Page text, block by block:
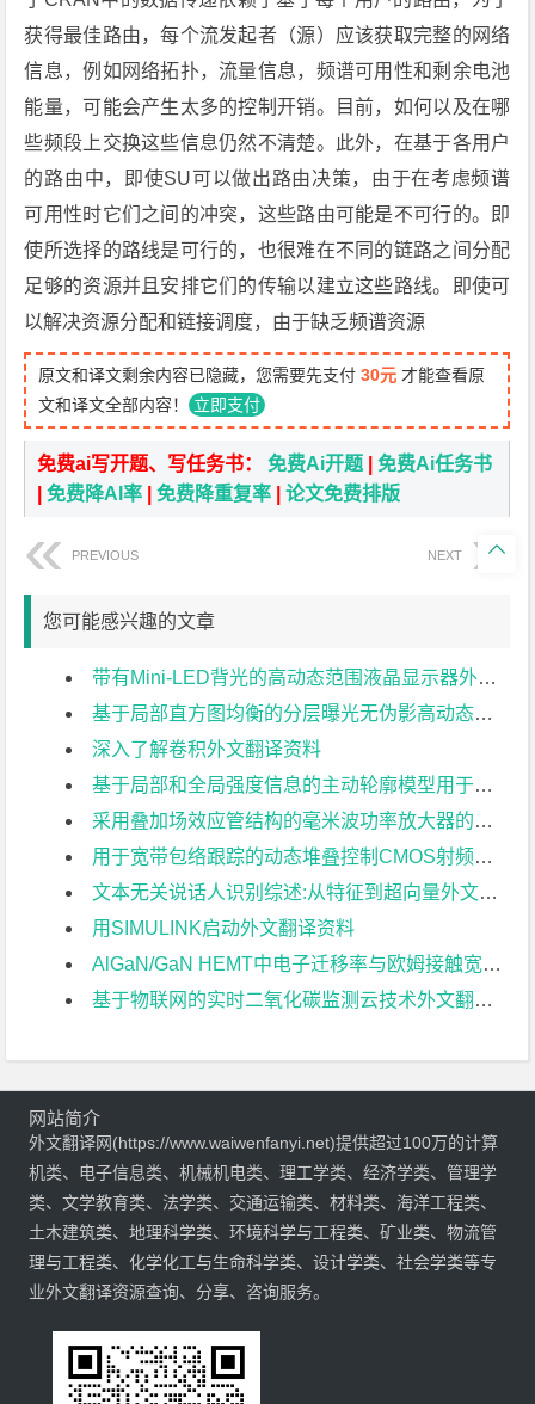
获得最佳路由，每个流发起者（源）应该获取完整的网络
信息，例如网络拓扑，流量信息，频谱可用性和剩余电池
能量，可能会产生太多的控制开销。目前，如何以及在哪
些频段上交换这些信息仍然不清楚。此外，在基于各用户
的路由中，即使SU可以做出路由决策，由于在考虑频谱
可用性时它们之间的冲突，这些路由可能是不可行的。即
使所选择的路线是可行的，也很难在不同的链路之间分配
足够的资源并且安排它们的传输以建立这些路线。即使可
以解决资源分配和链接调度，由于缺乏频谱资源
原文和译文剩余内容已隐藏，您需要先支付30元 才能查看原
文和译文全部内容！ 立即支付
免费ai写开题、写任务书：免费Ai开题 |免费Ai任务书
|免费降AI率 |免费降重复率 |论文免费排版
PREVIOUS NEXT
您可能感兴趣的文章
带有Mini-LED背光的高动态范围液晶显示器外文翻译资料
基于局部直方图均衡的分层曝光无伪影高动态范围成像外文翻译资料
深入了解卷积外文翻译资料
基于局部和全局强度信息的主动轮廓模型用于医学图像分割外文翻译资料
采用叠加场效应管结构的毫米波功率放大器的分析与设计外文翻译资料
用于宽带包络跟踪的动态堆叠控制CMOS射频功率放大器外文翻译资料
文本无关说话人识别综述:从特征到超向量外文翻译资料
用SIMULINK启动外文翻译资料
AlGaN/GaN HEMT中电子迁移率与欧姆接触宽度关系的研究外文翻译资料
基于物联网的实时二氧化碳监测云技术外文翻译资料

网站简介
外文翻译网(https://www.waiwenfanyi.net)提供超过100万的计算
机类、电子信息类、机械机电类、理工学类、经济学类、管理学
类、文学教育类、法学类、交通运输类、材料类、海洋工程类、
土木建筑类、地理科学类、环境科学与工程类、矿业类、物流管
理与工程类、化学化工与生命科学类、设计学类、社会学类等专
业外文翻译资源查询、分享、咨询服务。